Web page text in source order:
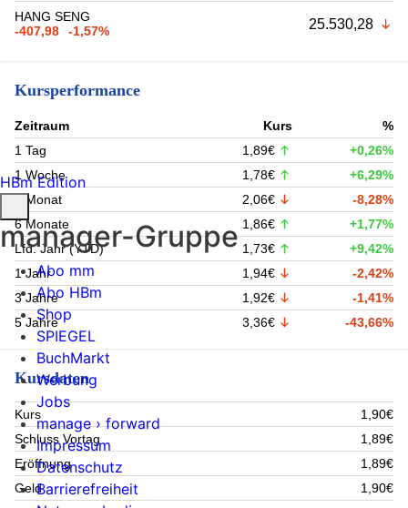
HANG SENG
-407,98
-1,57% 25.530,28
Kursperformance
Zeitraum Kurs
%
1 Tag
1,89€
+0,26%
1 Woche
1,78€
+6,29%
1 Monat
2,06€
-8,28%
6 Monate
1,86€
+1,77%
Lfd. Jahr (YTD)
1,73€
+9,42%
1 Jahr
1,94€
-2,42%
3 Jahre
1,92€
-1,41%
5 Jahre
3,36€ -43,66%
Kursdaten
Kurs
1,90€
Schluss Vortag
1,89€
Eröffnung
1,89€
Geld
1,90€
HBm Edition
manager-Gruppe
Abo mm
Abo HBm
Shop
SPIEGEL
BuchMarkt
Werbung
Jobs
manage › forward
Impressum
Datenschutz
Barrierefreiheit